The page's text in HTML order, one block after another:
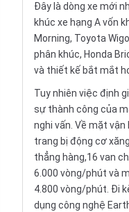
Đây là dòng xe mới
khúc xe hạng A vốn
Morning, Toyota Wigo
phân khúc, Honda
và thiết kế bắt mắt
Tuy nhiên việc định
sự thành công của
nghi vấn. Về mặt vận
trang bị động cơ
thẳng hàng,16 van
6.000 vòng/phút và
4.800 vòng/phút. Đi
dụng công nghệ